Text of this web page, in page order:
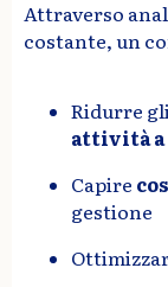
Attraverso
costante, un
Ridurre
attività
Capire
gestione